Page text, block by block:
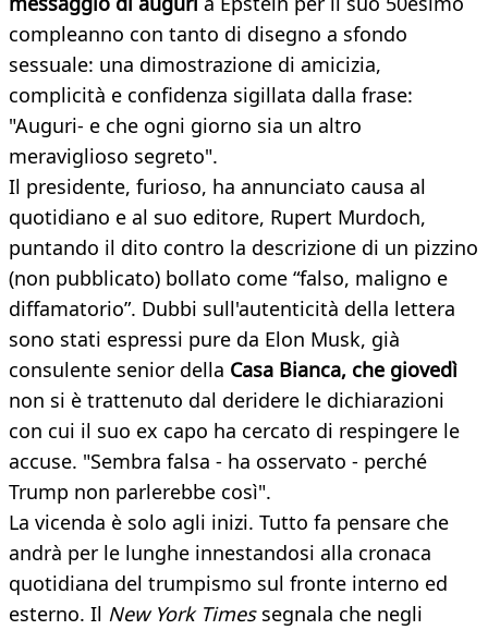
compleanno con tanto di disegno a sfondo
sessuale: una dimostrazione di amicizia,
complicità e confidenza sigillata dalla frase:
"Auguri- e che ogni giorno sia un altro
meraviglioso segreto".
Il presidente, furioso, ha annunciato causa al
quotidiano e al suo editore, Rupert Murdoch,
puntando il dito contro la descrizione di un pizzino
(non pubblicato) bollato come “falso, maligno e
diffamatorio”. Dubbi sull'autenticità della lettera
sono stati espressi pure da Elon Musk, già
consulente senior della Casa Bianca, che giovedì
non si è trattenuto dal deridere le dichiarazioni
con cui il suo ex capo ha cercato di respingere le
accuse. "Sembra falsa - ha osservato - perché
Trump non parlerebbe così".
La vicenda è solo agli inizi. Tutto fa pensare che
andrà per le lunghe innestandosi alla cronaca
quotidiana del trumpismo sul fronte interno ed
esterno. Il New York Timessegnala che negli